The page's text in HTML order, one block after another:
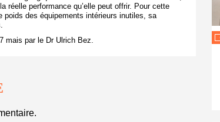
réelle performance qu’elle peut offrir. Pour cette
des équipements intérieurs inutiles, sa
mais par le Dr Ulrich Bez.